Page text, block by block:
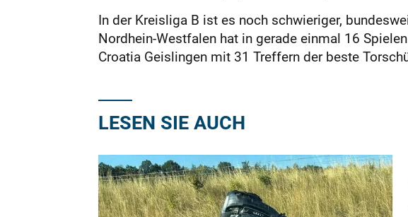
In der Kreisliga B ist es noch schwieriger,
Nordhein-Westfalen hat in gerade einmal 16
Croatia Geislingen mit 31 Treffern der beste
LESEN SIE AUCH